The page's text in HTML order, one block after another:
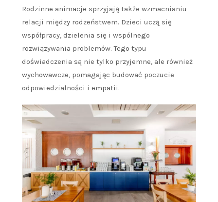
Rodzinne animacje sprzyjają także wzmacnianiu
relacji między rodzeństwem. Dzieci uczą się
współpracy, dzielenia się i wspólnego
rozwiązywania problemów. Tego typu
doświadczenia są nie tylko przyjemne, ale również
wychowawcze, pomagając budować poczucie
odpowiedzialności i empatii.